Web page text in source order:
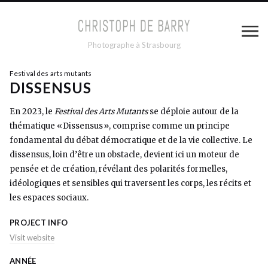
Photographe à Strasbourg
Festival des arts mutants
DISSENSUS
En 2023, le Festival des Arts Mutantsse déploie autour de la
thématique «‍ ‍Dissensus‍ ‍», comprise comme un principe
fondamental du débat démocratique et de la vie collective. Le
dissensus, loin d’être un obstacle, devient ici un moteur de
pensée et de création, révélant des polarités formelles,
idéologiques et sensibles qui traversent les corps, les récits et
les espaces sociaux.
PROJECT INFO
Visit website
ANNÉE